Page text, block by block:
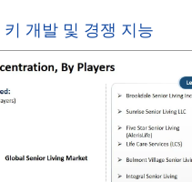
개발 및 경쟁 지능